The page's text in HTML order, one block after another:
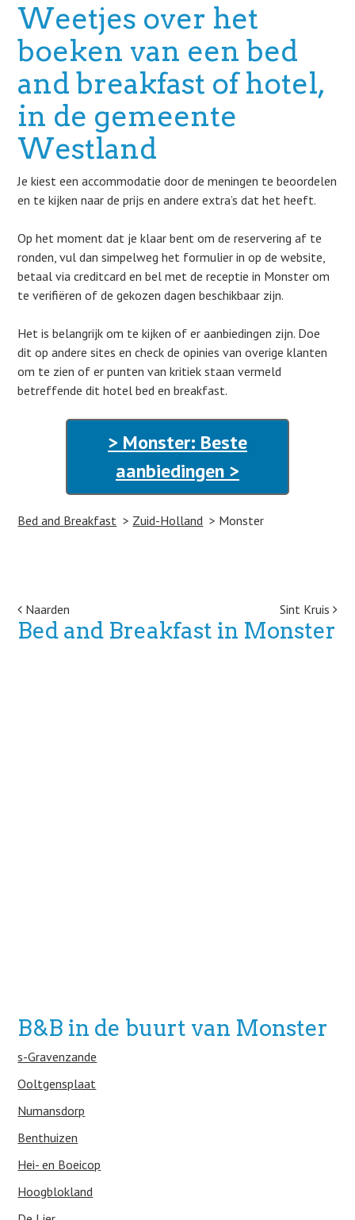
Weetjes over het
boeken van een bed
and breakfast of hotel,
in de gemeente
Westland
Je kiest een accommodatie door de meningen te beoordelen
en te kijken naar de prijs en andere extra’s dat het heeft.
Op het moment dat je klaar bent om de reservering af te
ronden, vul dan simpelweg het formulier in op de website,
betaal via creditcard en bel met de receptie in Monster om
te verifiëren of de gekozen dagen beschikbaar zijn.
Het is belangrijk om te kijken of er aanbiedingen zijn. Doe
dit op andere sites en check de opinies van overige klanten
om te zien of er punten van kritiek staan vermeld
betreffende dit hotel bed en breakfast.
> Monster: Beste
aanbiedingen >
Bed and Breakfast Zuid-Holland Monster
Post navigation
Naarden Sint Kruis
Bed and Breakfast in Monster
B&B in de buurt van Monster
s-Gravenzande
Ooltgensplaat
Numansdorp
Benthuizen
Hei- en Boeicop
Hoogblokland